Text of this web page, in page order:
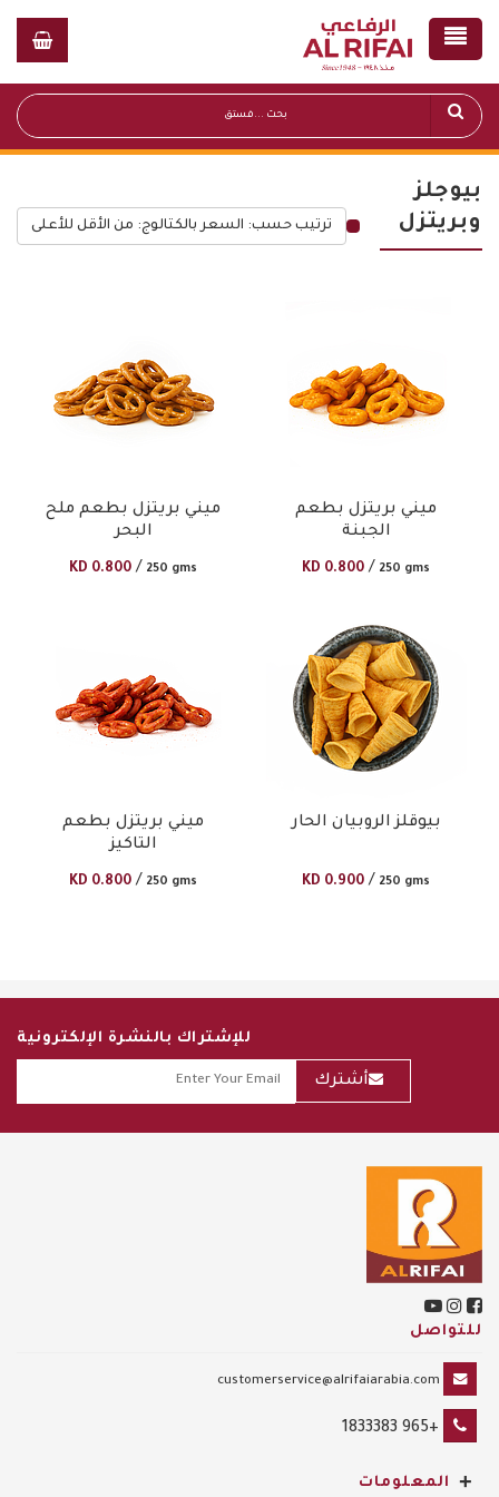
بيوجلز
وبريتزل
ترتيب حسب: السعر بالكتالوج: من الأقل للأعلى
ميني بريتزل بطعم ملح
البحر
KD 0.800 / 250 gms
ميني بريتزل بطعم
الجبنة
KD 0.800 / 250 gms
ميني بريتزل بطعم
التاكيز
KD 0.800 / 250 gms
بيوقلز الروبيان الحار
KD 0.900 / 250 gms
للإشتراك بالنشرة الإلكترونية
أشترك
للتواصل
customerservice@alrifaiarabia.com
+965 1833383
المعلومات +